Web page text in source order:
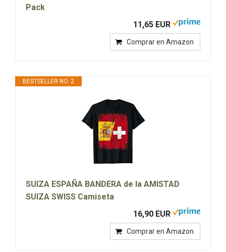
Pack
11,65 EUR
Comprar en Amazon
BESTSELLER NO. 2
SUIZA ESPAÑA BANDERA de la AMISTAD
SUIZA SWISS Camiseta
16,90 EUR
Comprar en Amazon